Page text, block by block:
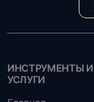
ИНСТРУМЕНТЫ И
УСЛУГИ